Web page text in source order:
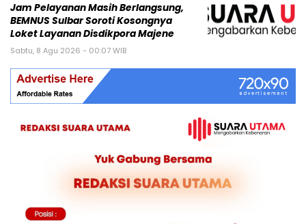
Jam Pelayanan Masih Berlangsung,
BEMNUS Sulbar Soroti Kosongnya
Loket Layanan Disdikpora Majene
Sabtu, 8 Agu 2026 - 00:07 WIB